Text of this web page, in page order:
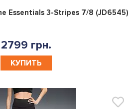
0
Essentials 3-Stripes 7/8 (JD6545)
2799 грн.
КУПИТЬ